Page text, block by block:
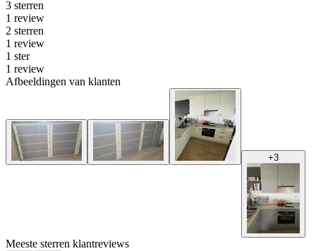
3 sterren
1 review
2 sterren
1 review
1 ster
1 review
Afbeeldingen van klanten
+3
Meeste sterren klantreviews